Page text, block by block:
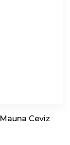
Ceviz